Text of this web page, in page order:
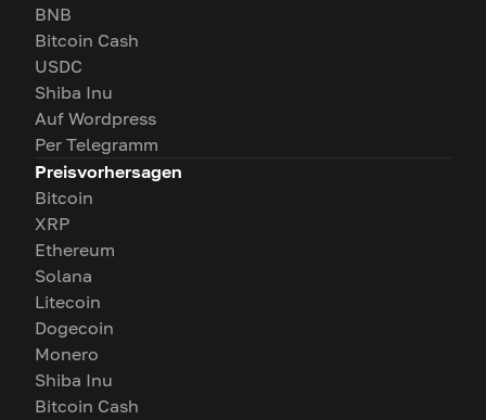
BNB
Bitcoin Cash
USDC
Shiba Inu
Auf Wordpress
Per Telegramm
Preisvorhersagen
Bitcoin
XRP
Ethereum
Solana
Litecoin
Dogecoin
Monero
Shiba Inu
Bitcoin Cash